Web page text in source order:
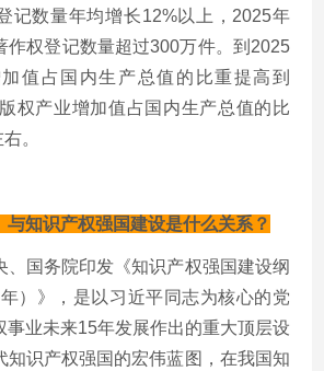
记数量年均增长12%以上， 2025年
作权登记数量超过300万件。到 2025
值占国内生产总值的比重提高到
权产业增加值占国内生产总值的比
。
与知识产权强国建设是什么关系？
、国务院印发《知识产权强国建设纲
年）》，是以习近平同志为核心的党
事业未来15年发展作出的重大顶层设
知识产权强国的宏伟蓝图，在我国知